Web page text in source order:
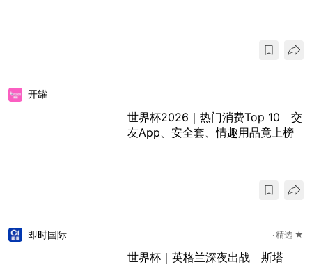
开罐
世界杯2026｜热门消费Top 10 交
友App、安全套、情趣用品竟上榜
即时国际 精选 ★
世界杯｜英格兰深夜出战 斯塔